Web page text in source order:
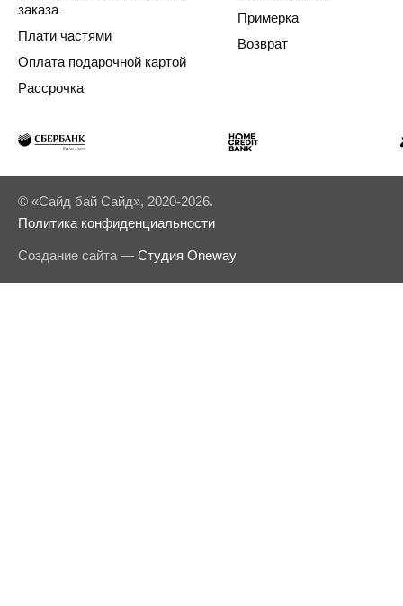
заказа
Плати частями
Оплата подарочной картой
Рассрочка
Примерка
Возврат
© «Сайд бай Сайд», 2020-2026.
Политика конфиденциальности
Создание сайта — Студия Oneway